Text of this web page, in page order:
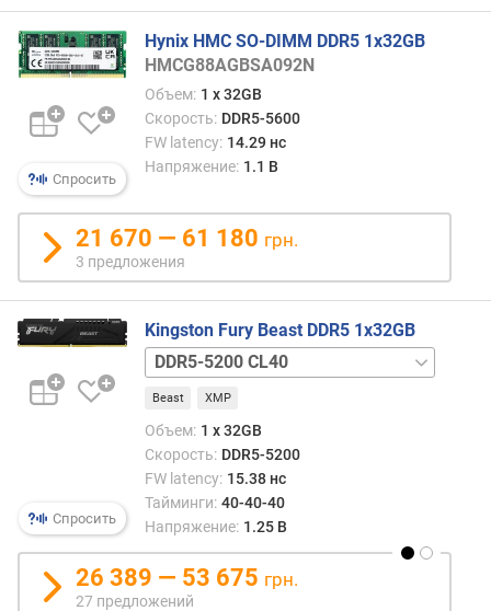
х
к
д
о
р
о
и
м
о
т
д
р
г
и
ш
е
ы
Спросить
Hynix HMC SO-DIMM DDR5 1x32GB
HMCG88AGBSA092N
Объем: 1 x 32GB
Скорость: DDR5-5600
FW latency: 14.29 нс
Напряжение: 1.1 В
21 670 — 61 180 грн.
3 предложения
Спросить
Kingston Fury Beast DDR5 1x32GB
DDR5-
5200
CL40
одноранговая
DDR5-
5600
CL36
DDR5-
5600
одноранговая
Beast XMP
Объем: 1 x 32GB
Скорость: DDR5-5200
FW latency: 15.38 нс
Тайминги: 40-40-40
Напряжение: 1.25 В
26 389 — 53 675 грн.
27 предложений